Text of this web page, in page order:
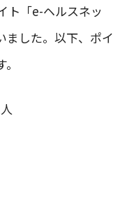
ト「e-ヘルスネッ
ました。以下、ポイ